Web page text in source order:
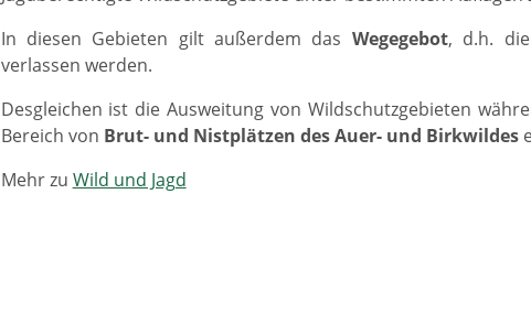
In diesen Gebieten gilt außerdem das Wegegebot, d.h.
verlassen werden.
Desgleichen ist die Ausweitung von Wildschutzgebieten
Bereich von Brut- und Nistplätzen des Auer- und Birkwildes
Mehr zu Wild und Jagd